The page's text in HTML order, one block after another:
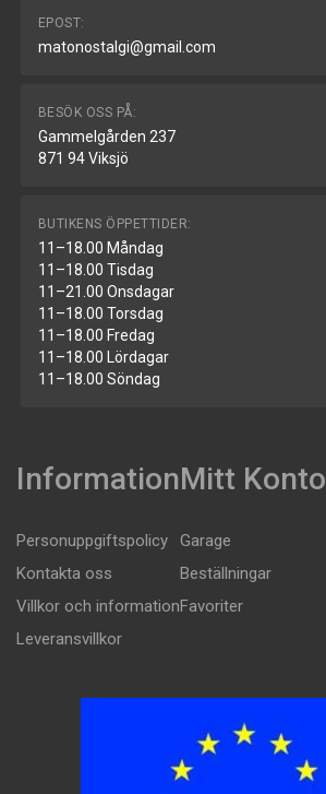
EPOST:
matonostalgi@gmail.com
BESÖK OSS PÅ:
Gammelgården 237
871 94 Viksjö
BUTIKENS ÖPPETTIDER:
11–18.00 Måndag
11–18.00 Tisdag
11–21.00 Onsdagar
11–18.00 Torsdag
11–18.00 Fredag
11–18.00 Lördagar
11–18.00 Söndag
Information
Personuppgiftspolicy
Kontakta oss
Villkor och information
Leveransvillkor
Mitt Konto
Garage
Beställningar
Favoriter